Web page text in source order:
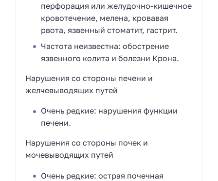
перфорация или желудочно-кишечное
кровотечение, мелена, кровавая
рвота, язвенный стоматит, гастрит.
Частота неизвестна: обострение
язвенного колита и болезни Крона.
Нарушения со стороны печени и
желчевыводящих путей
Очень редкие: нарушения функции
печени.
Нарушения со стороны почек и
мочевыводящих путей
Очень редкие: острая почечная